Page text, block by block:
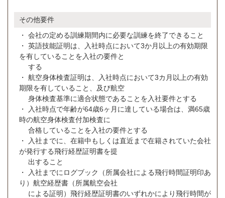
その他要件
・ 会社の定める訓練期間内に必要な訓練を終了できること
・ 英語技能証明は、入社時点において3か月以上の有効期限
を有していることを入社の要件と
する
・ 航空身体検査証明は、入社時点において3カ月以上の有効
期限を有していること、及び航空
身体検査基準に適合状態であることを入社要件とする
・ 入社時点で年齢が64歳6ヶ月に達している場合は、満65歳
時の航空身体検査付加検査に
合格していることを入社の要件とする
・ 入社までに、在籍中もしくは直近まで在籍されていた会社
が発行する飛行経歴証明書を提
出すること
・ 入社までにログブック（所属会社による飛行時間証明印あ
り）航空経歴書（所属航空会社
による証明）飛行経歴証明書のいずれかにより飛行時間が